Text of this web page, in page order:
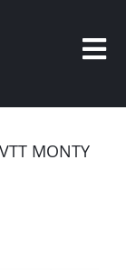
MONTY